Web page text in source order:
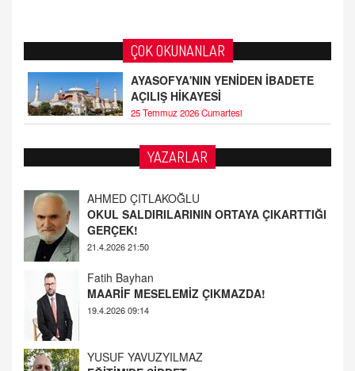
ÇOK OKUNANLAR
AYASOFYA'NIN YENİDEN İBADETE
AÇILIŞ HİKAYESİ
25 Temmuz 2026 Cumartesi
YAZARLAR
AHMED ÇITLAKOĞLU
OKUL SALDIRILARININ ORTAYA ÇIKARTTIĞI
21.4.2026 21:50
Fatih Bayhan
MAARİF MESELEMİZ ÇIKMAZDA!
YUSUF YAVUZYILMAZ